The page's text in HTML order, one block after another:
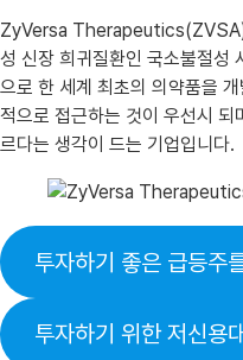
ZyVersa Therapeutics(ZVSA)
성 신장 희귀질환인 국소불절성
으로 한 세계 최초의 의약품을
적으로 접근하는 것이 우선시 되
르다는 생각이 드는 기업입니다.
투자하기 좋은 급등주
투자하기 위한 저신용